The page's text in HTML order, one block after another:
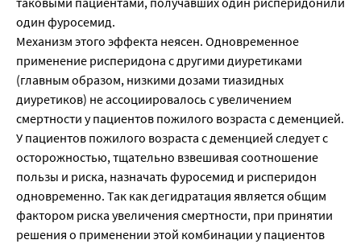
один фуросемид.
Механизм этого эффекта неясен. Одновременное
применение рисперидона с другими диуретиками
(главным образом, низкими дозами тиазидных
диуретиков) не ассоциировалось с увеличением
смертности у пациентов пожилого возраста с деменцией.
У пациентов пожилого возраста с деменцией следует с
осторожностью, тщательно взвешивая соотношение
пользы и риска, назначать фуросемид и рисперидон
одновременно. Так как дегидратация является общим
фактором риска увеличения смертности, при принятии
решения о применении этой комбинации у пациентов